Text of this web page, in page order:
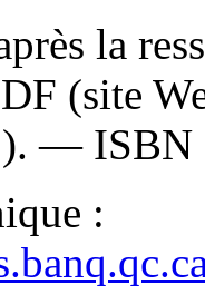
la
(site
— ISBN
: